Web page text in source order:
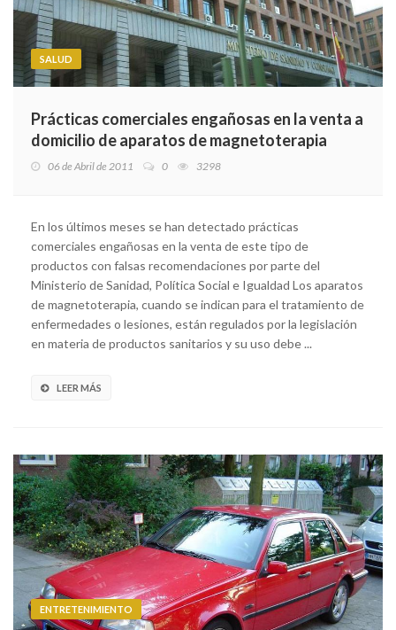
SALUD
Prácticas comerciales engañosas en la venta a
domicilio de aparatos de magnetoterapia
06 de Abril de 2011 0 3298
En los últimos meses se han detectado prácticas
comerciales engañosas en la venta de este tipo de
productos con falsas recomendaciones por parte del
Ministerio de Sanidad, Política Social e Igualdad Los aparatos
de magnetoterapia, cuando se indican para el tratamiento de
enfermedades o lesiones, están regulados por la legislación
en materia de productos sanitarios y su uso debe ...
LEER MÁS
ENTRETENIMIENTO